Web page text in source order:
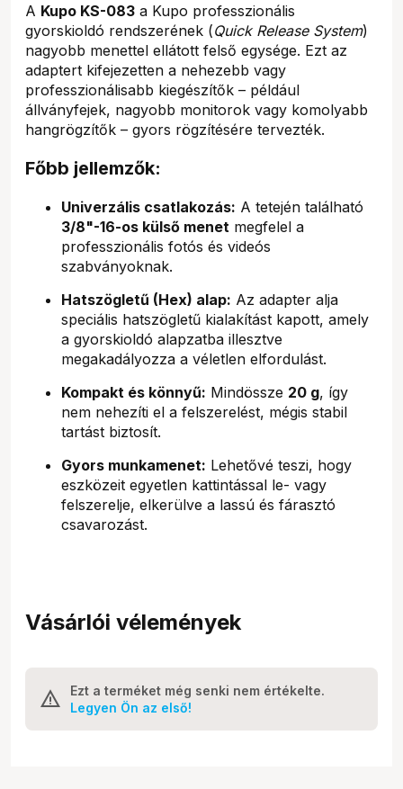
A Kupo KS-083 a Kupo professzionális
gyorskioldó rendszerének (Quick Release System)
nagyobb menettel ellátott felső egysége. Ezt az
adaptert kifejezetten a nehezebb vagy
professzionálisabb kiegészítők – például
állványfejek, nagyobb monitorok vagy komolyabb
hangrögzítők – gyors rögzítésére tervezték.
Főbb jellemzők:
Univerzális csatlakozás: A tetején található
3/8"-16-os külső menet megfelel a
professzionális fotós és videós
szabványoknak.
Hatszögletű (Hex) alap: Az adapter alja
speciális hatszögletű kialakítást kapott, amely
a gyorskioldó alapzatba illesztve
megakadályozza a véletlen elfordulást.
Kompakt és könnyű: Mindössze 20 g, így
nem nehezíti el a felszerelést, mégis stabil
tartást biztosít.
Gyors munkamenet: Lehetővé teszi, hogy
eszközeit egyetlen kattintással le- vagy
felszerelje, elkerülve a lassú és fárasztó
csavarozást.
Vásárlói vélemények
Ezt a terméket még senki nem értékelte.
Legyen Ön az első!